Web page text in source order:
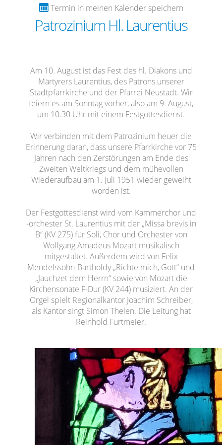
Ministranten
Lektoren
Singgruppen
Eltern-Kind-Gruppen
Kammerchor
inTAKT
Kammerorchester St. Laurentius
Bläserquintett St. Laurentius
Geschichte
Pfarrpatron
KLJB
Ministranten
Kommunionhelfer
Eltern-Kind-Gruppen
Kirchenchor Herznssach
Kinderschola
Bücherei Mühlhausen
Inst. Schutzkonzept
Pfarrpatron
Buße und Versöhnung
Firmung
Krankensalbung
Weihe
Jugendgottesdienste
Taizè-Gebet
Wallfahrten
Ökumene
Bibelgespräch
Geburtstagsbesuch
Offene Kirche
Hochzeit
Seelsorgegespräch
Kinderbetreuung
Erwachsenenbildung
Beratungsstellen
Kindergarten St. Laurentius
Impulse der Vergangenheit
Aktionen der virtuellen Kirche11
virtuelle Kerzen
Berichte/Chronik
Personen
Newsletter
Mitteilung
Links
Login
Impressum
Aktuelles19
Termin in meinen Kalender speichern
Patrozinium Hl. Laurentius
Am 10. August ist das Fest des hl. Diakons und
Märtyrers Laurentius, des Patrons unserer
Stadtpfarrkirche und der Pfarrei Neustadt. Wir
feiern es am Sonntag vorher, also am 9. August,
um 10.30 Uhr mit einem Festgottesdienst.
Wir verbinden mit dem Patrozinium heuer die
Erinnerung daran, dass unsere Pfarrkirche vor 75
Jahren nach den Zerstörungen am Ende des
Zweiten Weltkriegs und dem mühevollen
Wiederaufbau am 1. Juli 1951 wieder geweiht
worden ist.
Der Festgottesdienst wird vom Kammerchor und
-orchester St. Laurentius mit der „Missa brevis in
B“ (KV 275) für Soli, Chor und Orchester von
Wolfgang Amadeus Mozart musikalisch
mitgestaltet. Außerdem wird von Felix
Mendelssohn-Bartholdy „Richte mich, Gott“ und
„Jauchzet dem Herrn“ sowie von Mozart die
Kirchensonate F-Dur (KV 244) musiziert. An der
Orgel spielt Regionalkantor Joachim Schreiber,
als Kantor singt Simon Thelen. Die Leitung hat
Reinhold Furtmeier.